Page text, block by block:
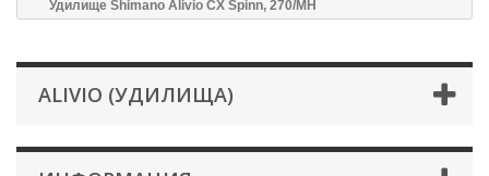
Удилище Shimano Alivio CX Spinn, 270/MH
ALIVIO (УДИЛИЩА)